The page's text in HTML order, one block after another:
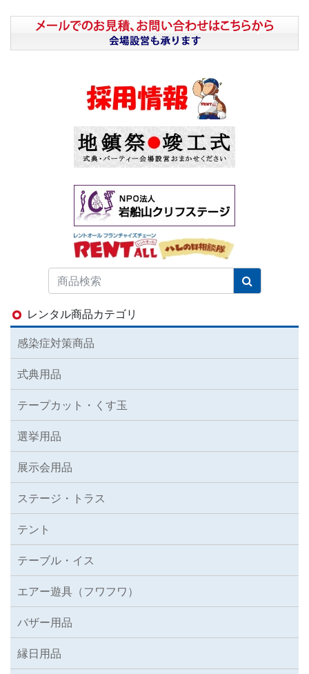
レンタル商品カテゴリ
感染症対策商品
式典用品
テープカット・くす玉
選挙用品
展示会用品
ステージ・トラス
テント
テーブル・イス
エアー遊具（フワフワ）
バザー用品
縁日用品